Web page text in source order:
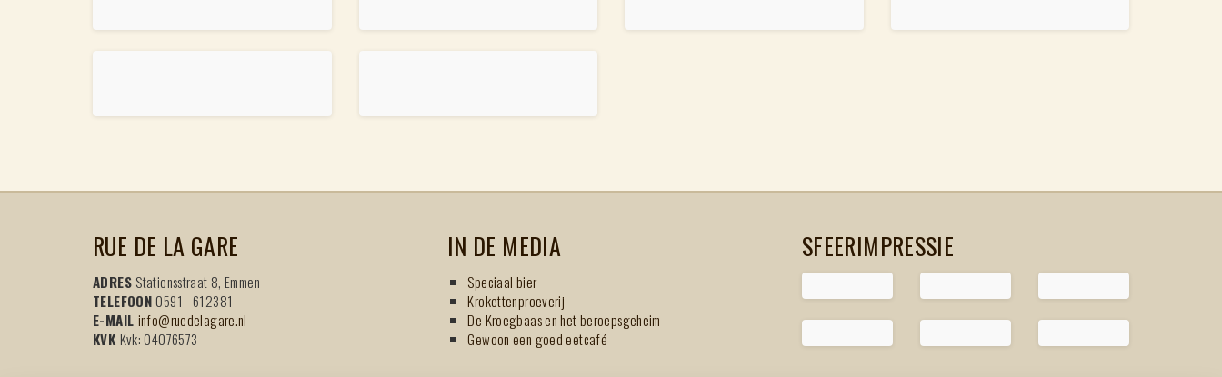
RUE DE LA GARE
ADRES Stationsstraat 8, Emmen
TELEFOON0591 - 612381
E-MAIL info@ruedelagare.nl
KVK Kvk: 04076573
IN DE MEDIA
Speciaal bier
Krokettenproeverij
De Kroegbaas en het beroepsgeheim
Gewoon een goed eetcafé
SFEERIMPRESSIE